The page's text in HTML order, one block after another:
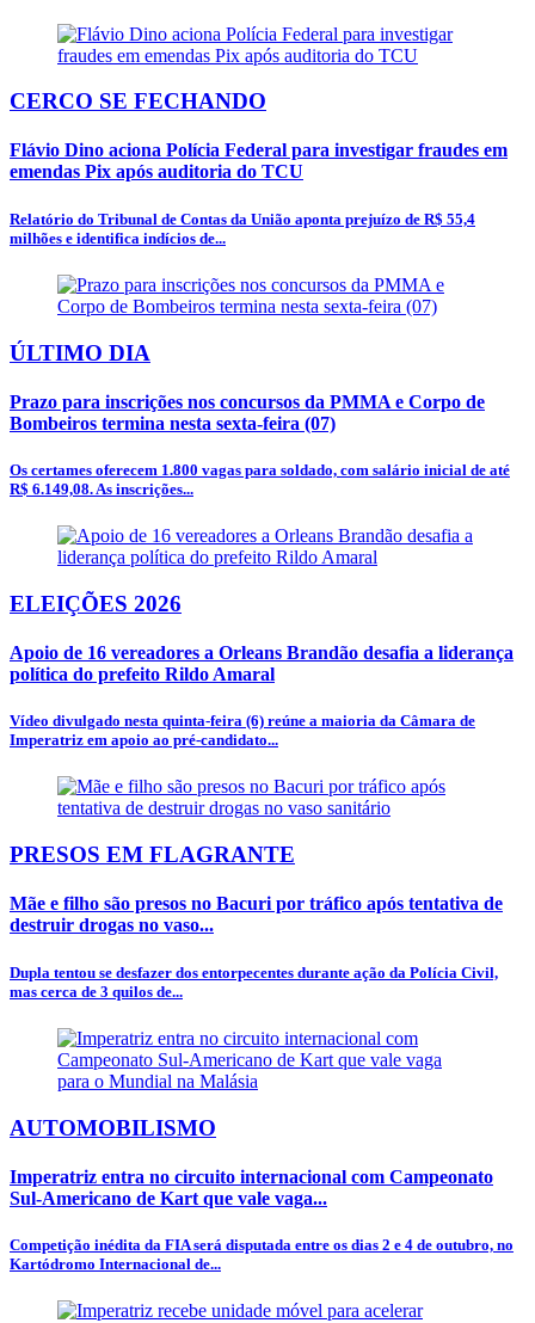
CERCO SE FECHANDO
Flávio Dino aciona Polícia Federal para investigar fraudes em
emendas Pix após auditoria do TCU
Relatório do Tribunal de Contas da União aponta prejuízo de R$ 55,4
milhões e identifica indícios de...
ÚLTIMO DIA
Prazo para inscrições nos concursos da PMMA e Corpo de
Bombeiros termina nesta sexta-feira (07)
Os certames oferecem 1.800 vagas para soldado, com salário inicial de até
R$ 6.149,08. As inscrições...
ELEIÇÕES 2026
Apoio de 16 vereadores a Orleans Brandão desafia a liderança
política do prefeito Rildo Amaral
Vídeo divulgado nesta quinta-feira (6) reúne a maioria da Câmara de
Imperatriz em apoio ao pré-candidato...
PRESOS EM FLAGRANTE
Mãe e filho são presos no Bacuri por tráfico após tentativa de
destruir drogas no vaso...
Dupla tentou se desfazer dos entorpecentes durante ação da Polícia Civil,
mas cerca de 3 quilos de...
AUTOMOBILISMO
Imperatriz entra no circuito internacional com Campeonato
Sul-Americano de Kart que vale vaga...
Competição inédita da FIA será disputada entre os dias 2 e 4 de outubro, no
Kartódromo Internacional de...